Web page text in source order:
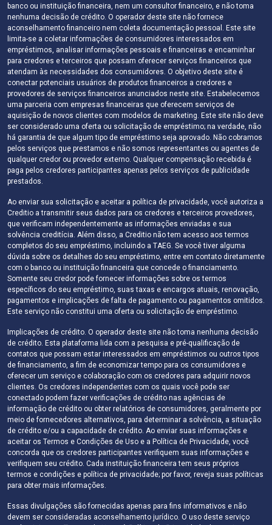
banco ou instituição financeira, nem um consultor financeiro, e não toma
nenhuma decisão de crédito. O operador deste site não fornece
aconselhamento financeiro nem coleta documentação pessoal. Este site
limita-se a coletar informações de consumidores interessados ​​em
empréstimos, analisar informações pessoais e financeiras e encaminhar
para credores e terceiros que possam oferecer serviços financeiros que
atendam às necessidades dos consumidores. O objetivo deste site é
conectar potenciais usuários de produtos financeiros a credores e
provedores de serviços financeiros anunciados neste site. Estabelecemos
uma parceria com empresas financeiras que oferecem serviços de
aquisição de novos clientes com modelos de marketing. Este site não deve
ser considerado uma oferta ou solicitação de empréstimo; na verdade, não
há garantia de que algum tipo de empréstimo seja aprovado. Não cobramos
pelos serviços que prestamos e não somos representantes ou agentes de
qualquer credor ou provedor externo. Qualquer compensação recebida é
paga pelos credores participantes apenas pelos serviços de publicidade
prestados.
Ao enviar sua solicitação e aceitar a política de privacidade, você autoriza a
Creditio a transmitir seus dados para os credores e terceiros provedores,
que verificam independentemente as informações enviadas e sua
solvência creditícia. Além disso, a Creditio não tem acesso aos termos
completos do seu empréstimo, incluindo a TAEG. Se você tiver alguma
dúvida sobre os detalhes do seu empréstimo, entre em contato diretamente
com o banco ou instituição financeira que concede o financiamento.
Somente seu credor pode fornecer informações sobre os termos
específicos do seu empréstimo, suas taxas e encargos atuais, renovação,
pagamentos e implicações de falta de pagamento ou pagamentos omitidos.
Este serviço não constitui uma oferta ou solicitação de empréstimo.
Implicações de crédito. O operador deste site não toma nenhuma decisão
de crédito. Esta plataforma lida com a pesquisa e pré-qualificação de
contatos que possam estar interessados ​​em empréstimos ou outros tipos
de financiamento, a fim de economizar tempo para os consumidores e
oferecer um serviço e colaboração com os credores para adquirir novos
clientes. Os credores independentes com os quais você pode ser
conectado podem fazer verificações de crédito nas agências de
informação de crédito ou obter relatórios de consumidores, geralmente por
meio de fornecedores alternativos, para determinar a solvência, a situação
de crédito e/ou a capacidade de crédito. Ao enviar suas informações e
aceitar os Termos e Condições de Uso e a Política de Privacidade, você
concorda que os credores participantes verifiquem suas informações e
verifiquem seu crédito. Cada instituição financeira tem seus próprios
termos e condições e política de privacidade; por favor, reveja suas políticas
para obter mais informações.
Essas divulgações são fornecidas apenas para fins informativos e não
devem ser consideradas aconselhamento jurídico. O uso deste serviço